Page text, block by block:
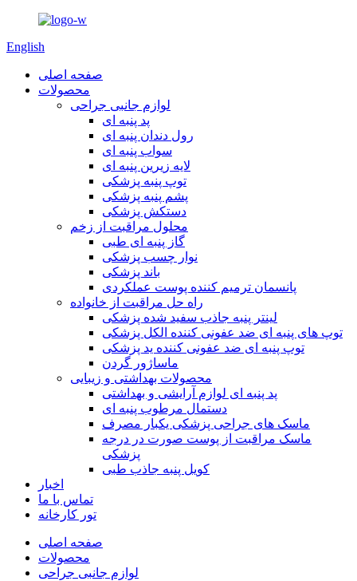
English
صفحه اصلی
محصولات
لوازم جانبی جراحی
پد پنبه ای
رول دندان پنبه ای
سواب پنبه ای
لایه زیرین پنبه ای
توپ پنبه پزشکی
پشم پنبه پزشکی
دستکش پزشکی
محلول مراقبت از زخم
گاز پنبه ای طبی
نوار چسب پزشکی
باند پزشکی
پانسمان ترمیم کننده پوست عملکردی
راه حل مراقبت از خانواده
لینتر پنبه جاذب سفید شده پزشکی
توپ های پنبه ای ضد عفونی کننده الکل پزشکی
توپ پنبه ای ضد عفونی کننده ید پزشکی
ماساژور گردن
محصولات بهداشتی و زیبایی
پد پنبه ای لوازم آرایشی و بهداشتی
دستمال مرطوب پنبه ای
ماسک های جراحی پزشکی یکبار مصرف
ماسک مراقبت از پوست صورت در درجه
پزشکی
کویل پنبه جاذب طبی
اخبار
تماس با ما
تور کارخانه
صفحه اصلی
محصولات
لوازم جانبی جراحی